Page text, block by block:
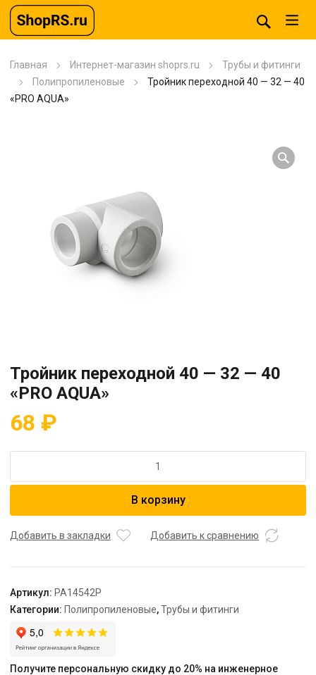
Главная Интернет-магазин shoprs.ru
Трубы и фитинги
Полипропиленовые
Тройник переходной 40 — 32 — 40
«PRO AQUA»
Тройник переходной 40 — 32 — 40
«PRO AQUA»
68 ₽
Тройник
-
"PRO
AQUA"
В корзину
Добавить в закладки Добавить к сравнению
Артикул: PA14542P
Категории: Полипропиленовые,Трубы и фитинги
Получите персональную скидку до 20% на инженерное